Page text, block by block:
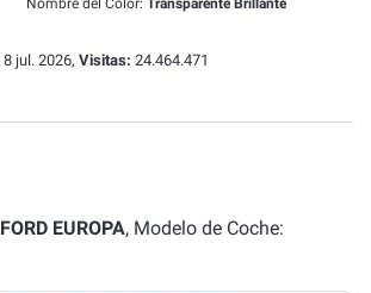
Nombre del Color: Transparente Brillante
8 jul. 2026, Visitas: 24.464.471
FORD EUROPA, Modelo de Coche: